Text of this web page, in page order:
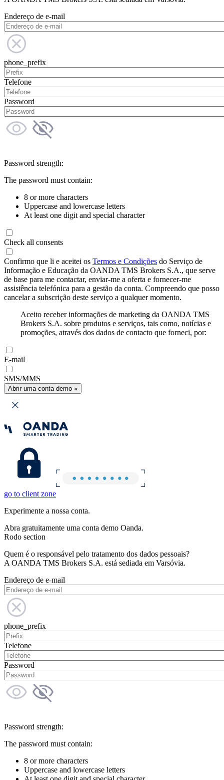
Endereço de e-mail
phone_prefix
Telefone
Password
Password strength:
The password must contain:
8 or more characters
Uppercase and lowercase letters
At least one digit and special character
Check all consents
Confirmo que li e aceitei os Termos e Condições do Serviço de
Informação e Educação da OANDA TMS Brokers S.A., que serve
de base para me contactar, enviar-me a oferta e fornecer-me
assistência telefónica para a gestão da conta. Compreendo que posso
cancelar a subscrição deste serviço a qualquer momento.
Aceito receber informações de marketing da OANDA TMS
Brokers S.A. sobre produtos e serviços, tais como, notícias e
promoções, através dos dados de contacto que forneci, por:
E-mail
SMS/MMS
Abrir uma conta demo »
go to client zone
Experimente a nossa conta.
Abra gratuitamente uma conta demo Oanda.
Rodo section
Quem é o responsável pelo tratamento dos dados pessoais?
A OANDA TMS Brokers S.A. está sediada em Varsóvia.
Endereço de e-mail
phone_prefix
Telefone
Password
Password strength:
The password must contain:
8 or more characters
Uppercase and lowercase letters